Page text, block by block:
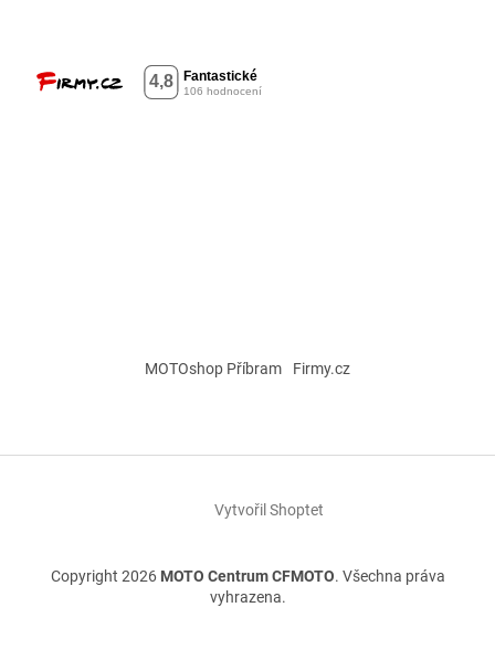
MOTOshop Příbram Firmy.cz
Vytvořil Shoptet
Copyright 2026 MOTO Centrum CFMOTO. Všechna práva
vyhrazena.